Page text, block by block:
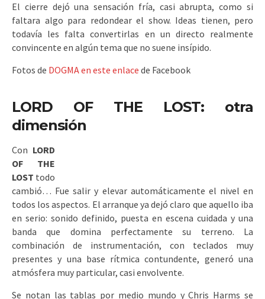
El cierre dejó una sensación fría, casi abrupta, como si
faltara algo para redondear el show. Ideas tienen, pero
todavía les falta convertirlas en un directo realmente
convincente en algún tema que no suene insípido.
Fotos de DOGMA en este enlace de Facebook
LORD OF THE LOST: otra
dimensión
Con LORD
OF THE
LOST todo
cambió… Fue salir y elevar automáticamente el nivel en
todos los aspectos. El arranque ya dejó claro que aquello iba
en serio: sonido definido, puesta en escena cuidada y una
banda que domina perfectamente su terreno. La
combinación de instrumentación, con teclados muy
presentes y una base rítmica contundente, generó una
atmósfera muy particular, casi envolvente.
Se notan las tablas por medio mundo y Chris Harms se